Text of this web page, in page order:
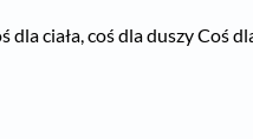
ciała, coś dla duszy Coś dla